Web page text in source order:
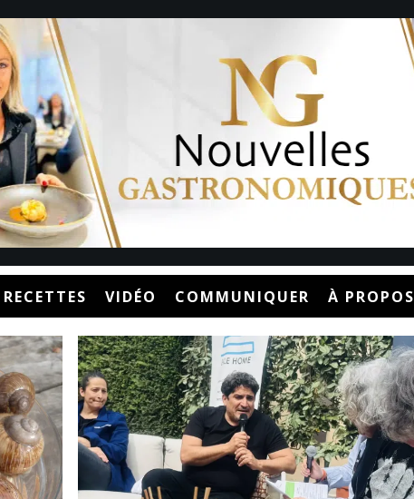
RECETTES VIDÉO COMMUNIQUER À PROPOS